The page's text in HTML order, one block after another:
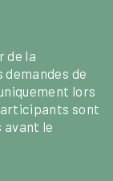
de la
demandes de
lors
sont
avant le